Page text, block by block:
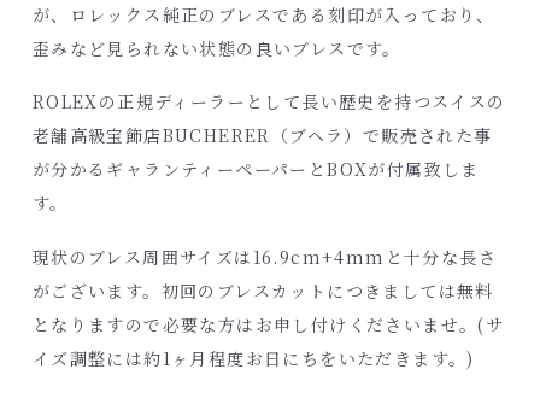
が、ロレックス純正のブレスである刻印が入っており、
歪みなど見られない状態の良いブレスです。
ROLEXの正規ディーラーとして長い歴史を持つスイスの
老舗高級宝飾店BUCHERER（ブヘラ）で販売された事
が分かるギャランティーペーパーとBOXが付属致しま
す。
現状のブレス周囲サイズは16.9cm+4mmと十分な長さ
がございます。初回のブレスカットにつきましては無料
となりますので必要な方はお申し付けくださいませ。(サ
イズ調整には約1ヶ月程度お日にちをいただきます。)